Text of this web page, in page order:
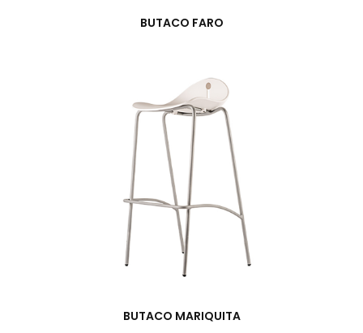
BUTACO FARO
BUTACO MARIQUITA